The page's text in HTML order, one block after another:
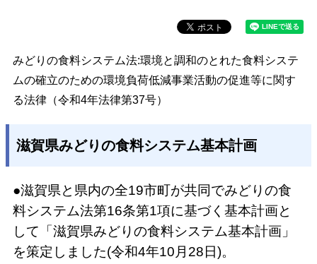
みどりの食料システム法:環境と調和のとれた食料システ
ムの確立のための環境負荷低減事業活動の促進等に関す
る法律（令和4年法律第37号）
滋賀県みどりの食料システム基本計画
●滋賀県と県内の全19市町が共同でみどりの食
料システム法第16条第1項に基づく基本計画と
して「滋賀県みどりの食料システム基本計画」
を策定しました(令和4年10月28日)。